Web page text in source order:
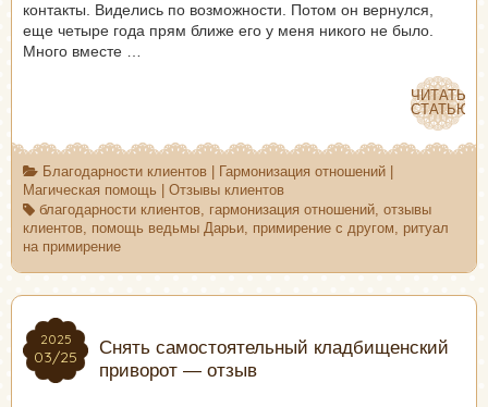
контакты. Виделись по возможности. Потом он вернулся,
еще четыре года прям ближе его у меня никого не было.
Много вместе …
ЧИТАТЬ
СТАТЬЮ
ЧИТАТЬ
СТАТЬЮ
Благодарности клиентов| Гармонизация отношений|
Магическая помощь
Отзывы клиентов
благодарности клиентов, гармонизация отношений, отзывы
клиентов
помощь ведьмы Дарьи примирение с другом
ритуал
на примирение
2025
03/25
2025
03/25
Снять самостоятельный кладбищенский
приворот — отзыв